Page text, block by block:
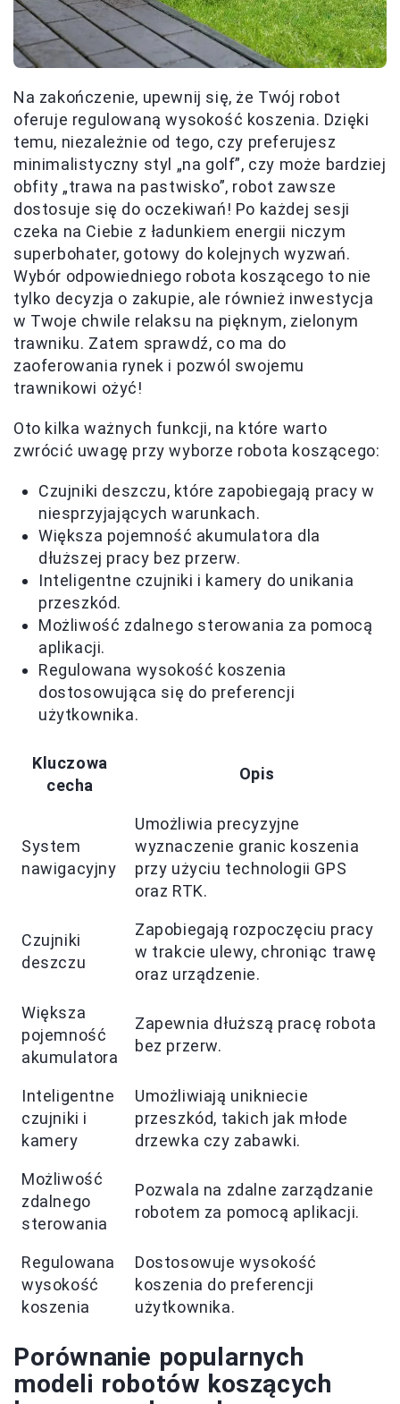
Na zakończenie, upewnij się, że Twój robot
oferuje regulowaną wysokość koszenia. Dzięki
temu, niezależnie od tego, czy preferujesz
minimalistyczny styl „na golf”, czy może bardziej
obfity „trawa na pastwisko”, robot zawsze
dostosuje się do oczekiwań! Po każdej sesji
czeka na Ciebie z ładunkiem energii niczym
superbohater, gotowy do kolejnych wyzwań.
Wybór odpowiedniego robota koszącego to nie
tylko decyzja o zakupie, ale również inwestycja
w Twoje chwile relaksu na pięknym, zielonym
trawniku. Zatem sprawdź, co ma do
zaoferowania rynek i pozwól swojemu
trawnikowi ożyć!
Oto kilka ważnych funkcji, na które warto
zwrócić uwagę przy wyborze robota koszącego:
Czujniki deszczu, które zapobiegają pracy w
niesprzyjających warunkach.
Większa pojemność akumulatora dla
dłuższej pracy bez przerw.
Inteligentne czujniki i kamery do unikania
przeszkód.
Możliwość zdalnego sterowania za pomocą
aplikacji.
Regulowana wysokość koszenia
dostosowująca się do preferencji
użytkownika.
Kluczowa
cecha
Opis
System
nawigacyjny
Umożliwia precyzyjne
wyznaczenie granic koszenia
przy użyciu technologii GPS
oraz RTK.
Czujniki
deszczu
Zapobiegają rozpoczęciu pracy
w trakcie ulewy, chroniąc trawę
oraz urządzenie.
Większa
pojemność
akumulatora
Zapewnia dłuższą pracę robota
bez przerw.
Inteligentne
czujniki i
kamery
Umożliwiają unikniecie
przeszkód, takich jak młode
drzewka czy zabawki.
Możliwość
zdalnego
sterowania
Pozwala na zdalne zarządzanie
robotem za pomocą aplikacji.
Regulowana
wysokość
koszenia
Dostosowuje wysokość
koszenia do preferencji
użytkownika.
Porównanie popularnych
modeli robotów koszących